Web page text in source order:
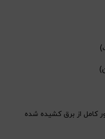
کامل از برق کشیده شده